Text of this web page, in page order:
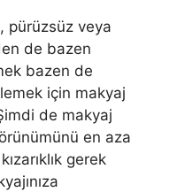
pürüzsüz veya
de bazen
bazen de
için makyaj
de makyaj
en aza
gerek